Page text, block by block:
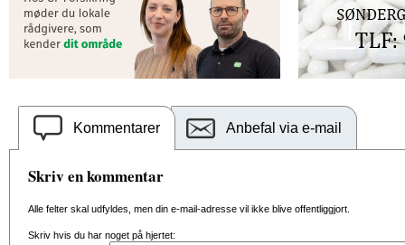
Kommentarer Anbefal via e-mail
Skriv en kommentar
Alle felter skal udfyldes, men din e-mail-adresse vil ikke blive offentliggjort.
Skriv hvis du har noget på hjertet: